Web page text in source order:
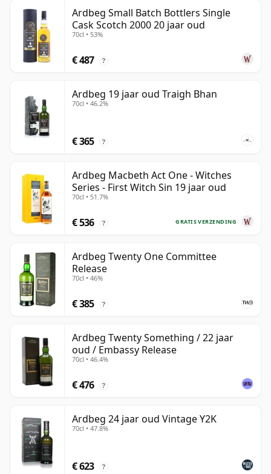
Ardbeg Small Batch Bottlers Single
Cask Scotch 2000 20 jaar oud
70cl • 53%
€ 487 ?
Ardbeg 19 jaar oud Traigh Bhan
70cl • 46.2%
€ 365 ?
Ardbeg Macbeth Act One - Witches
Series - First Witch Sin 19 jaar oud
70cl • 51.7%
GRATIS VERZENDING
€ 536 ?
Ardbeg Twenty One Committee
Release
70cl • 46%
€ 385 ?
Ardbeg Twenty Something / 22 jaar
oud / Embassy Release
70cl • 46.4%
€ 476 ?
Ardbeg 24 jaar oud Vintage Y2K
70cl • 47.8%
€ 623 ?